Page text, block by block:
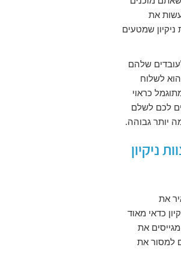
את
שמטעים
שלהם
לשלוח
כראוי
לכם לשלם
יותר גבוהה.
ניקיון
את
כדאי מאוד
את
למסור את